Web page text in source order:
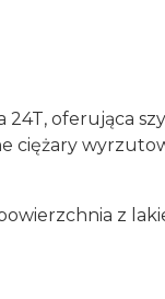
oferująca
ciężary
z